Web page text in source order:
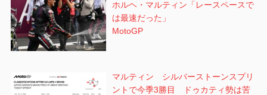
ホルヘ・マルティン「レースペースで
は最速だった」
MotoGP
マルティン シルバーストーンスプリ
ントで今季3勝目 ドゥカティ勢は苦